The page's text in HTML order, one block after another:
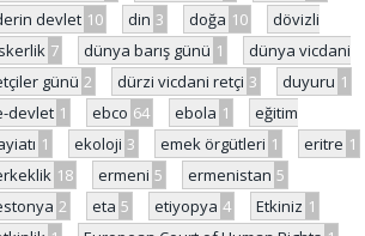
devlet 10 din 3 doğa 10
dövizli
7 dünya barış günü 1
dünya vicdani
günü 2 dürzi vicdani retçi 3 duyuru 1
devlet 1 ebco 64 ebola 1
eğitim
1 ekoloji 3 emek örgütleri 1 eritre 1
18 ermeni 5 ermenistan 5
2 eta 5 etiyopya 4 Etkiniz 1